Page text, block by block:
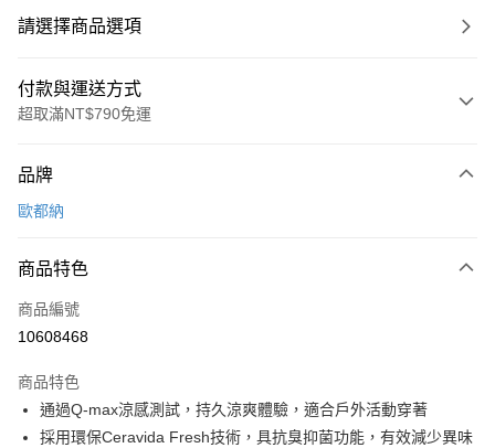
請選擇商品選項
付款與運送方式
超取滿NT$790免運
信用卡一次付款
3 期 0 利率 每期
合作金庫商業銀行
上海商業儲蓄銀行
臺灣中小企業銀行
匯豐（台灣）商業銀行
華泰商業銀行
聯邦商業銀行
遠東國際商業銀行
合作金庫商業銀行
上海商業儲蓄銀行
國泰世華商業銀行
兆豐國際商業銀行
超商取貨付款
LINE Pay
Apple Pay
品牌
歐都納
商品特色
商品編號
10608468
商品特色
通過Q-max涼感測試，持久涼爽體驗，適合戶外活動穿著
採用環保Ceravida Fresh技術，具抗臭抑菌功能，有效減少異味